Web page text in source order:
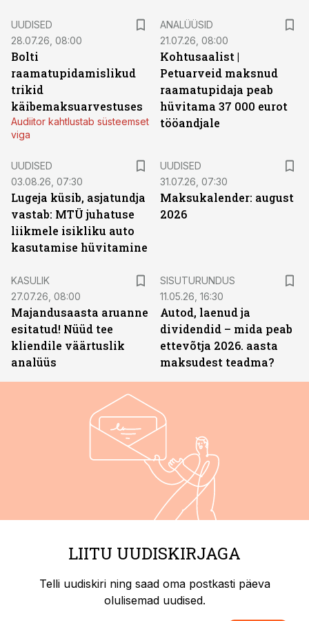
UUDISED
28.07.26, 08:00
Bolti
raamatupidamislikud
trikid
käibemaksuarvestuses
Audiitor kahtlustab süsteemset
viga
ANALÜÜSID
21.07.26, 08:00
Kohtusaalist |
Petuarveid maksnud
raamatupidaja peab
hüvitama 37 000 eurot
tööandjale
UUDISED
03.08.26, 07:30
Lugeja küsib, asjatundja
vastab: MTÜ juhatuse
liikmele isikliku auto
kasutamise hüvitamine
UUDISED
31.07.26, 07:30
Maksukalender: august
2026
KASULIK
27.07.26, 08:00
Majandusaasta aruanne
esitatud! Nüüd tee
kliendile väärtuslik
analüüs
SISUTURUNDUS
11.05.26, 16:30
Autod, laenud ja
dividendid – mida peab
ettevõtja 2026. aasta
maksudest teadma?
LIITU UUDISKIRJAGA
Telli uudiskiri ning saad oma postkasti päeva
olulisemad uudised.